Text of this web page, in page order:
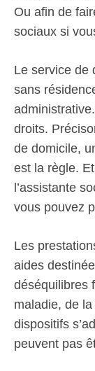
Ou afin de
sociaux si
Le service de
sans
droits.
de domicile,
est la règle.
l’assistante
vous pouvez
Les
aides
déséquilibres
maladie, de
dispositifs
peuvent pas